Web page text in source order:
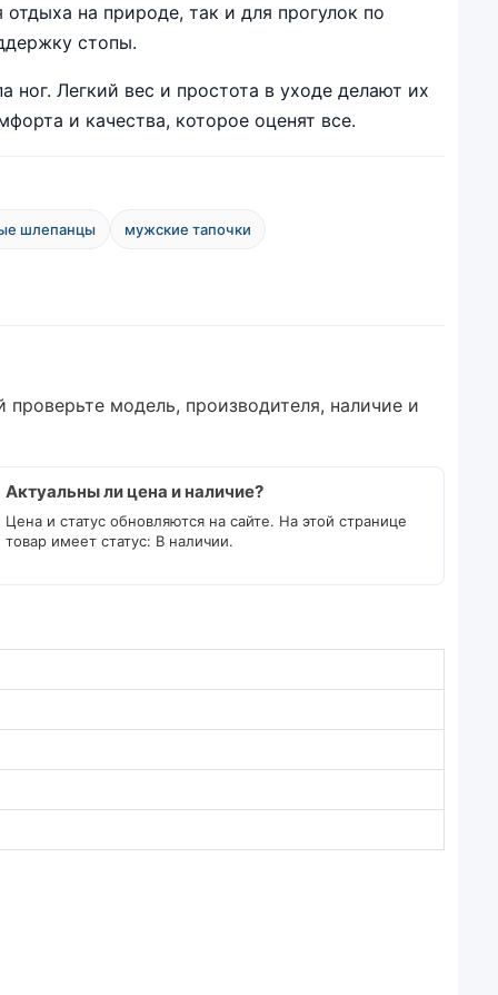
на природе, так и для прогулок по
стопы.
Легкий вес и простота в уходе делают их
и качества, которое оценят все.
шлепанцы мужские тапочки
модель, производителя, наличие и
Актуальны ли цена и наличие?
Цена и статус обновляются на сайте. На этой странице
товар имеет статус: В наличии.